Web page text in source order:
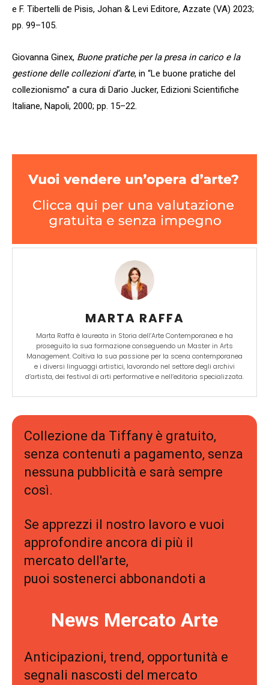
e F. Tibertelli de Pisis, Johan & Levi Editore, Azzate (VA) 2023;
pp. 99–105.
Giovanna Ginex, Buone pratiche per la presa in carico e la
gestione delle collezioni d’arte, in “Le buone pratiche del
collezionismo” a cura di Dario Jucker, Edizioni Scientifiche
Italiane, Napoli, 2000; pp. 15–22.
MARTA RAFFA
Marta Raffa è laureata in Storia dell’Arte Contemporanea e ha
proseguito la sua formazione conseguendo un Master in Arts
Management. Coltiva la sua passione per la scena contemporanea
e i diversi linguaggi artistici, lavorando nel settore degli archivi
d’artista, dei festival di arti performative e nell’editoria specializzata.
Collezione da Tiffany è gratuito,
senza contenuti a pagamento, senza
nessuna pubblicità e sarà sempre
così.
Se apprezzi il nostro lavoro e vuoi
approfondire ancora di più il
mercato dell'arte,
puoi sostenerci abbonandoti a
News Mercato Arte
Anticipazioni, trend, opportunità e
segnali nascosti del mercato